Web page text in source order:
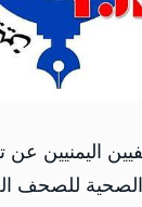
اليمنيين عن
للصحف